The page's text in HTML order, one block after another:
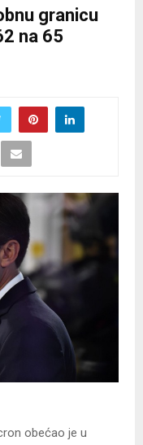
granicu
na 65
obećao je u